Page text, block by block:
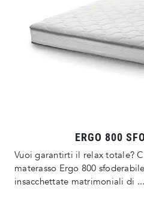
ERGO 800
Vuoi garantirti il relax totale?
materasso Ergo 800
insacchettate matrimoniali di ...